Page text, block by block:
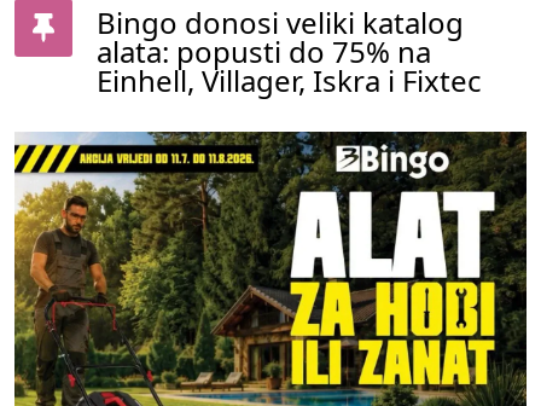
Bingo donosi veliki katalog
alata: popusti do 75% na
Einhell, Villager, Iskra i Fixtec